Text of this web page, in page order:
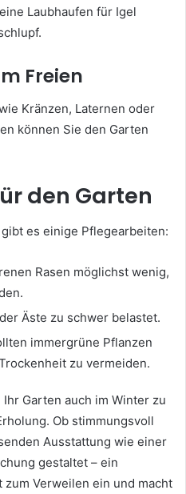
Laubhaufen für Igel
Freien
Kränzen, Laternen oder
können Sie den Garten
den Garten
es einige Pflegearbeiten:
Rasen möglichst wenig,
Äste zu schwer belastet.
immergrüne Pflanzen
zu vermeiden.
Garten auch im Winter zu
Ob stimmungsvoll
Ausstattung wie einer
gestaltet – ein
Verweilen ein und macht